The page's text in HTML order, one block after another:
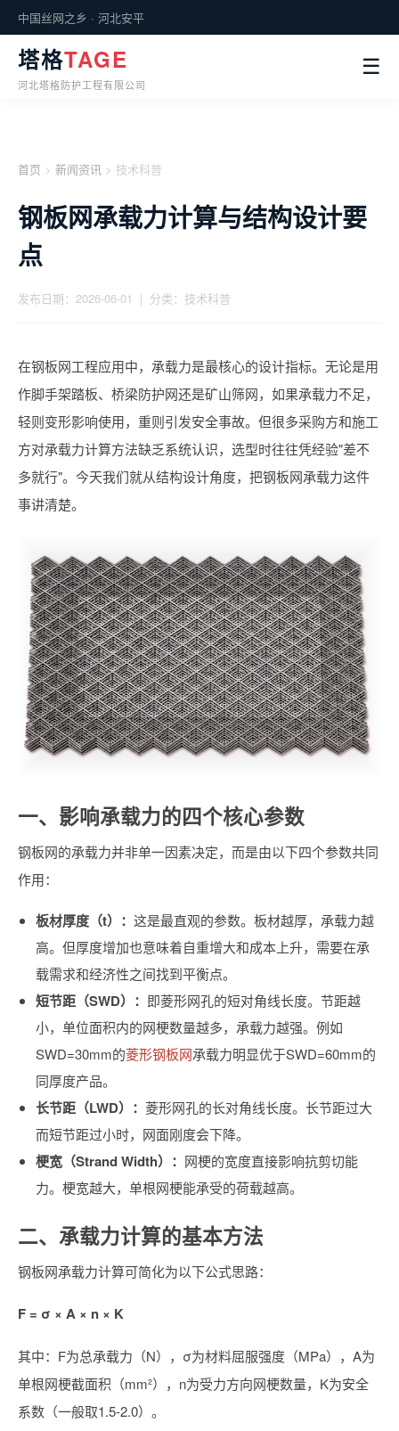
中国丝网之乡 · 河北安平
塔格TAGE
河北塔格防护工程有限公司
☰
首页 > 新闻资讯 > 技术科普
钢板网承载力计算与结构设计要
点
发布日期：2026-06-01 | 分类：技术科普
在钢板网工程应用中，承载力是最核心的设计指标。无论是用
作脚手架踏板、桥梁防护网还是矿山筛网，如果承载力不足，
轻则变形影响使用，重则引发安全事故。但很多采购方和施工
方对承载力计算方法缺乏系统认识，选型时往往凭经验"差不
多就行"。今天我们就从结构设计角度，把钢板网承载力这件
事讲清楚。
一、影响承载力的四个核心参数
钢板网的承载力并非单一因素决定，而是由以下四个参数共同
作用：
板材厚度（t）： 这是最直观的参数。板材越厚，承载力越
高。但厚度增加也意味着自重增大和成本上升，需要在承
载需求和经济性之间找到平衡点。
短节距（SWD）： 即菱形网孔的短对角线长度。节距越
小，单位面积内的网梗数量越多，承载力越强。例如
SWD=30mm的菱形钢板网承载力明显优于SWD=60mm的
同厚度产品。
长节距（LWD）： 菱形网孔的长对角线长度。长节距过大
而短节距过小时，网面刚度会下降。
梗宽（Strand Width）： 网梗的宽度直接影响抗剪切能
力。梗宽越大，单根网梗能承受的荷载越高。
二、承载力计算的基本方法
钢板网承载力计算可简化为以下公式思路：
F = σ × A × n × K
其中：F为总承载力（N），σ为材料屈服强度（MPa），A为
单根网梗截面积（mm²），n为受力方向网梗数量，K为安全
系数（一般取1.5-2.0）。